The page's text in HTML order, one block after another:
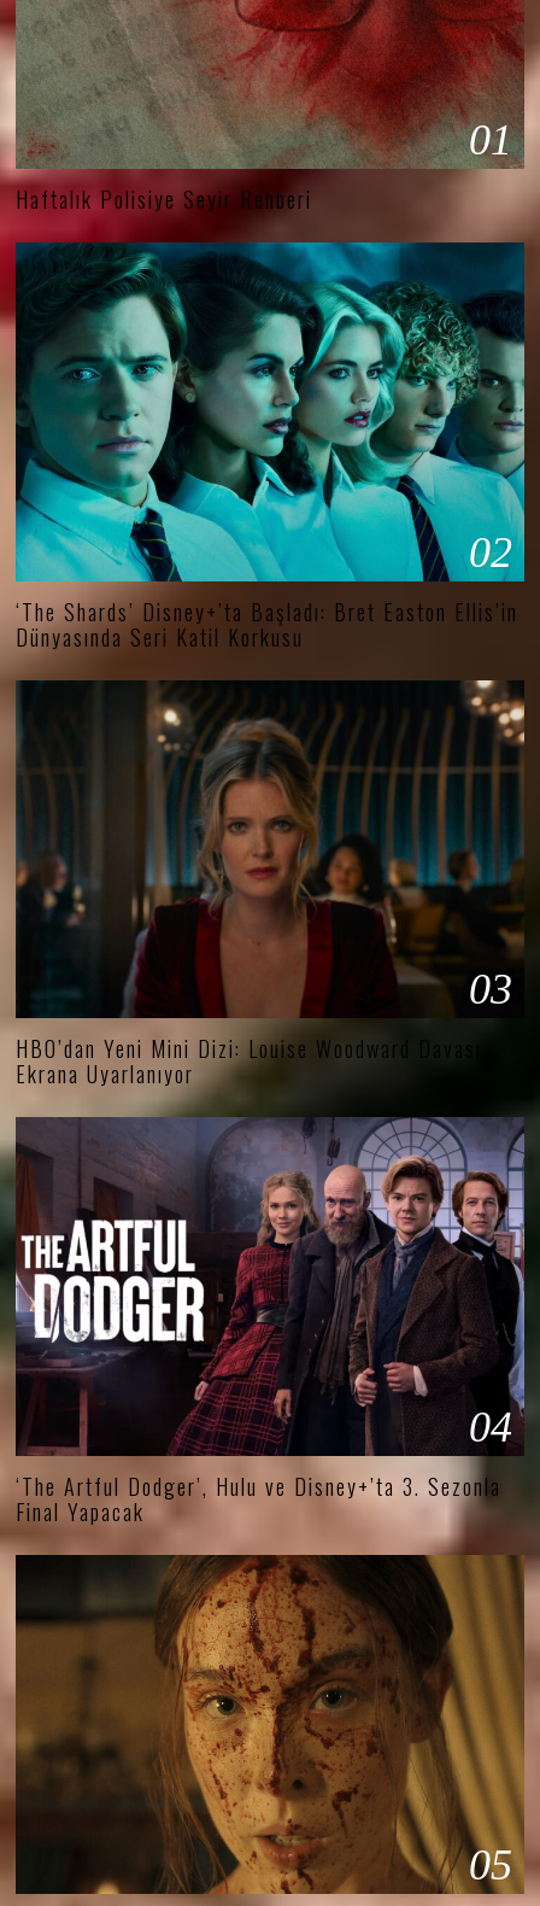
01
Haftalık Polisiye Seyir Rehberi
02
‘The Shards’ Disney+’ta Başladı: Bret Easton Ellis’in
Dünyasında Seri Katil Korkusu
03
HBO’dan Yeni Mini Dizi: Louise Woodward Davası
Ekrana Uyarlanıyor
04
‘The Artful Dodger’, Hulu ve Disney+’ta 3. Sezonla
Final Yapacak
05